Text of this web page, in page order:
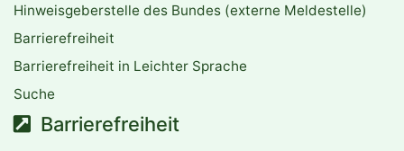
Hinweisgeberstelle des Bundes (externe Meldestelle)
Barrierefreiheit
Barrierefreiheit in Leichter Sprache
Suche
Barrierefreiheit